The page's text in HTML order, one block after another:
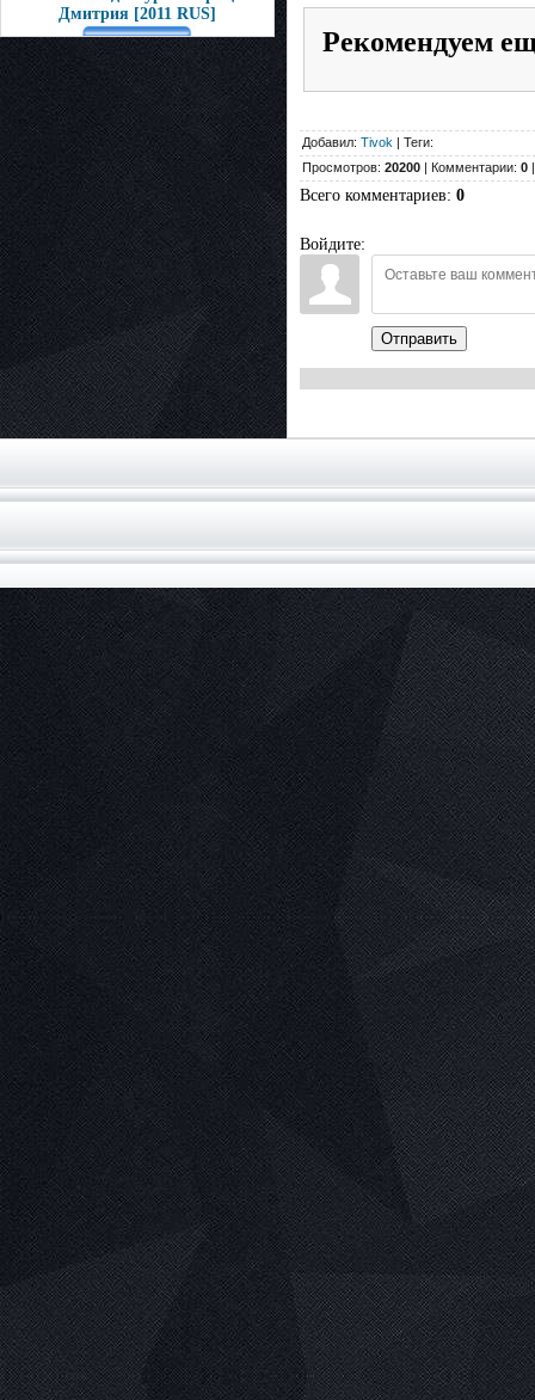
Дмитрия [2011 RUS]
Рекомендуем
Добавил: Tivok | Теги:
Просмотров: 20200 | Комментарии: 0
Всего комментариев: 0
Войдите:
Отправить